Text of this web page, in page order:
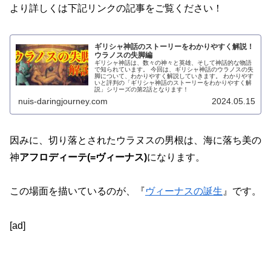
より詳しくは下記リンクの記事をご覧ください！
ギリシャ神話のストーリーをわかりやすく解説！
ウラノスの失脚編
ギリシャ神話は、数々の神々と英雄、そして神話的な物語
で知られています。 今回は、ギリシャ神話のウラノスの失
脚について、わかりやすく解説していきます。 わかりやす
いと評判の「ギリシャ神話のストーリーをわかりやすく解
説」シリーズの第2話となります！
nuis-daringjourney.com 2024.05.15
因みに、切り落とされたウラヌスの男根は、海に落ち美の
神アフロディーテ(=ヴィーナス)になります。
この場面を描いているのが、『ヴィーナスの誕生』です。
[ad]